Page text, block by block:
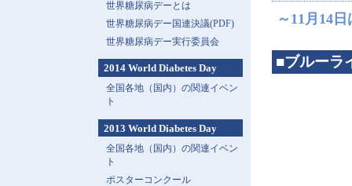
～11月14
■ブルーラ
世界糖尿病デーとは
世界糖尿病デー国連決議(PDF)
世界糖尿病デー実行委員会
2014 World Diabetes Day
全国各地（国内）の関連イベン
ト
2013 World Diabetes Day
全国各地（国内）の関連イベン
ト
ポスターコンクール